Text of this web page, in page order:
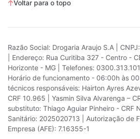
Voltar para o topo
Razão Social: Drogaria Araujo S.A |
| Endereço: Rua Curitiba 327 - Centro -
Horizonte - MG | Telefones:
Horário de funcionamento - 06:00h às
técnicos responsáveis: Hairton Ayres
CRF 10.965 | Yasmin Silva Alvarenga –
substituto: Thiago Aguiar Pinheiro - CRF
Sanitário: 2025020713 | Autorização de
Empresa (AFE): 7.16355-1